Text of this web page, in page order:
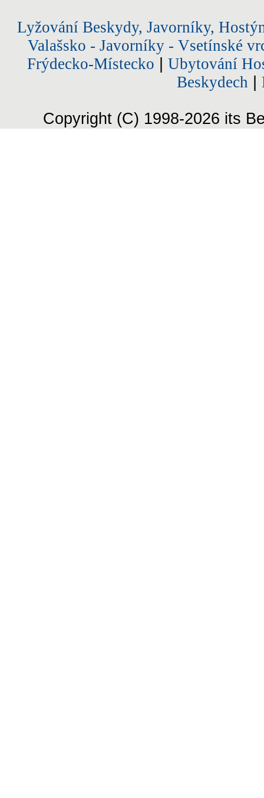
Lyžování Beskydy, Javorníky,
Valašsko - Javorníky - Vsetínské
Frýdecko-Místecko
Ubytování
Beskydech
Copyright (C) 1998-2026 its